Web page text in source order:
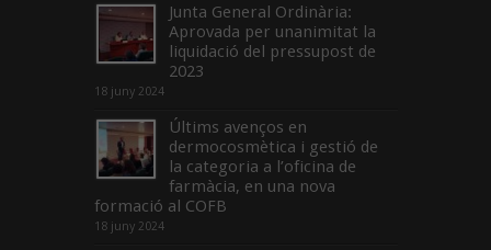
Junta General Ordinària:
Aprovada per unanimitat la
liquidació del pressupost de
2023
18 juny 2024
Últims avenços en
dermocosmètica i gestió de
la categoria a l’oficina de
farmàcia, en una nova
formació al COFB
18 juny 2024